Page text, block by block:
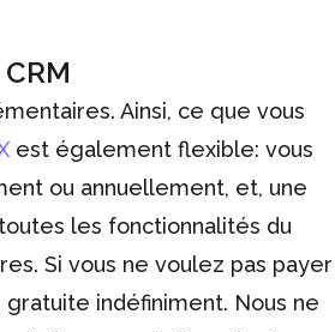
Ainsi, ce que vous
est également flexible: vous
ou annuellement, et, une
les fonctionnalités du
Si vous ne voulez pas payer
indéfiniment. Nous ne